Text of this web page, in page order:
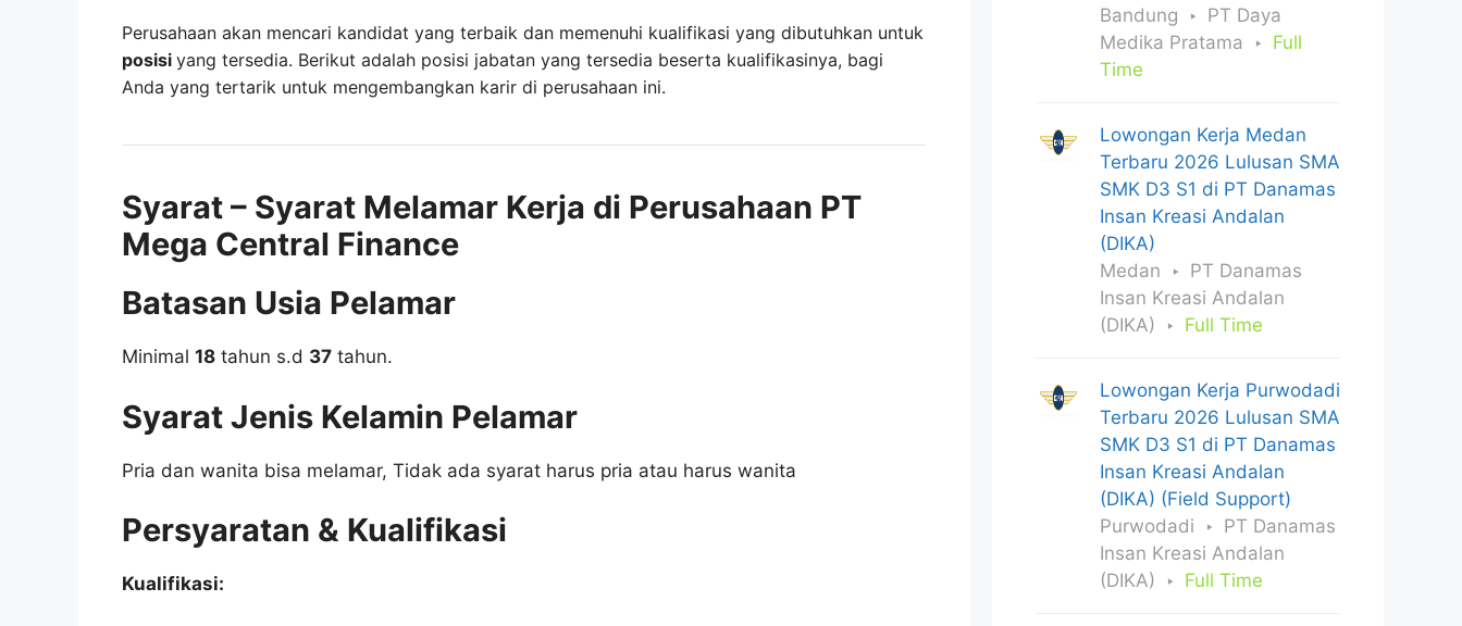
Perusahaan akan mencari kandidat yang terbaik dan memenuhi kualifikasi yang dibutuhkan untuk
posisi yang tersedia. Berikut adalah posisi jabatan yang tersedia beserta kualifikasinya, bagi
Anda yang tertarik untuk mengembangkan karir di perusahaan ini.
Syarat – Syarat Melamar Kerja di Perusahaan PT
Mega Central Finance
Batasan Usia Pelamar
Minimal 18 tahun s.d 37 tahun.
Syarat Jenis Kelamin Pelamar
Pria dan wanita bisa melamar, Tidak ada syarat harus pria atau harus wanita
Persyaratan & Kualifikasi
Kualifikasi:
Bandung
PT Daya
Medika Pratama
Full
Time
Lowongan Kerja Medan
Terbaru 2026 Lulusan SMA
SMK D3 S1 di PT Danamas
Insan Kreasi Andalan
(DIKA)
Medan
PT Danamas
Insan Kreasi Andalan
(DIKA)
Full Time
Lowongan Kerja Purwodadi
Terbaru 2026 Lulusan SMA
SMK D3 S1 di PT Danamas
Insan Kreasi Andalan
(DIKA) (Field Support)
Purwodadi
PT Danamas
Insan Kreasi Andalan
(DIKA)
Full Time